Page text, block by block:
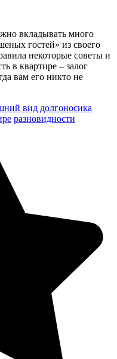
вкладывать много
гостей» из своего
некоторые советы и
в квартире – залог
вам его никто не
вид долгоносика
разновидности